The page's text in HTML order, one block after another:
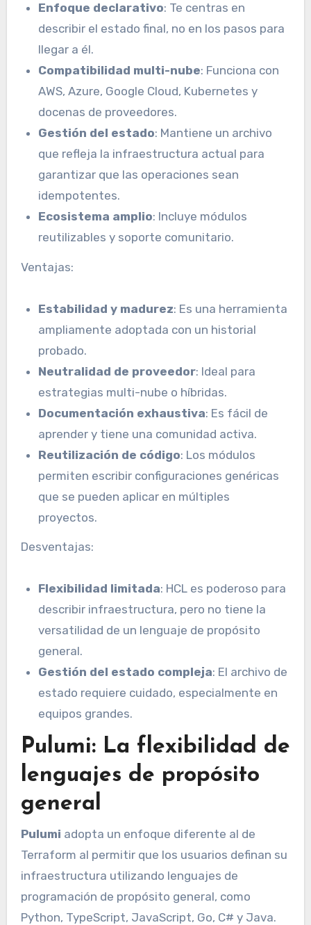
Enfoque declarativo: Te centras en
describir el estado final, no en los pasos para
llegar a él.
Compatibilidad multi-nube: Funciona con
AWS, Azure, Google Cloud, Kubernetes y
docenas de proveedores.
Gestión del estado: Mantiene un archivo
que refleja la infraestructura actual para
garantizar que las operaciones sean
idempotentes.
Ecosistema amplio: Incluye módulos
reutilizables y soporte comunitario.
Ventajas:
Estabilidad y madurez: Es una herramienta
ampliamente adoptada con un historial
probado.
Neutralidad de proveedor: Ideal para
estrategias multi-nube o híbridas.
Documentación exhaustiva: Es fácil de
aprender y tiene una comunidad activa.
Reutilización de código: Los módulos
permiten escribir configuraciones genéricas
que se pueden aplicar en múltiples
proyectos.
Desventajas:
Flexibilidad limitada: HCL es poderoso para
describir infraestructura, pero no tiene la
versatilidad de un lenguaje de propósito
general.
Gestión del estado compleja: El archivo de
estado requiere cuidado, especialmente en
equipos grandes.
Pulumi: La flexibilidad de
lenguajes de propósito
general
Pulumi adopta un enfoque diferente al de
Terraform al permitir que los usuarios definan su
infraestructura utilizando lenguajes de
programación de propósito general, como
Python, TypeScript, JavaScript, Go, C# y Java.